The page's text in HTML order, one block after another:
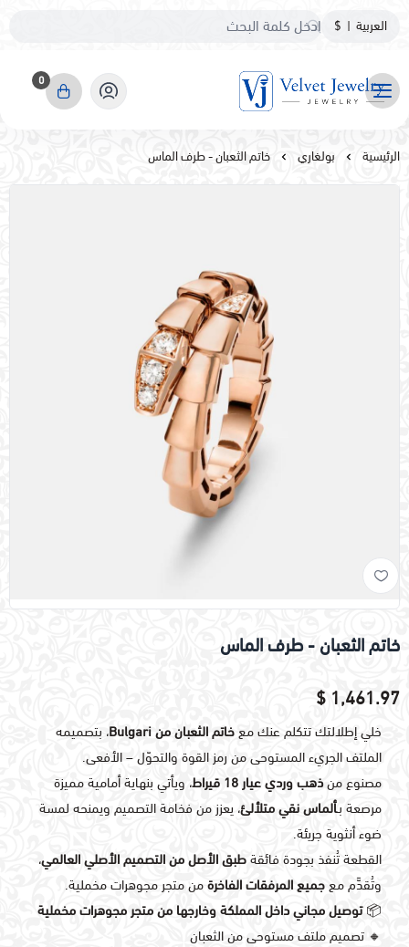
العربية |
$
مجوهرات مخمليه
0
الرئيسية بولغاري خاتم الثعبان - طرف الماس
خاتم الثعبان - طرف الماس
1,461.97 $
خلي إطلالتك تتكلم عنك معخاتم الثعبان من Bulgari
، بتصميمه
الملتف الجريء المستوحى من رمز القوة والتحوّل – الأفعى.
مصنوع منذهب وردي عيار 18 قيراط
، ويأتي بنهاية أمامية مميزة
مرصعة بـألماس نقي متلألئ، يعزز من فخامة التصميم ويمنحه لمسة
ضوء أنثوية جريئة.
القطعة تُنفذ بجودة فائقةطبق الأصل من التصميم الأصلي العالمي،
وتُقدَّم معجميع المرفقات الفاخرةمن متجر مجوهرات مخملية.
📦توصيل مجاني داخل المملكة وخارجها من متجر مجوهرات مخملية
🔸 تصميم ملتف مستوحى من الثعبان